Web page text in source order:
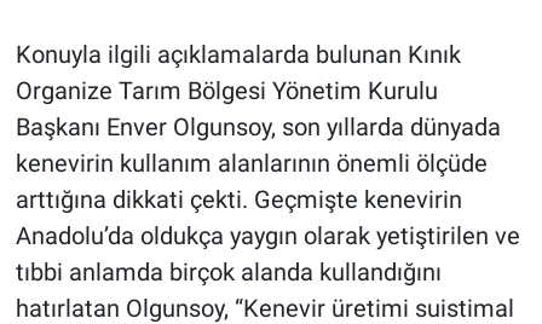
Konuyla ilgili açıklamalarda bulunan Kınık
Organize Tarım Bölgesi Yönetim Kurulu
Başkanı Enver Olgunsoy, son yıllarda dünyada
kenevirin kullanım alanlarının önemli ölçüde
arttığına dikkati çekti. Geçmişte kenevirin
Anadolu’da oldukça yaygın olarak yetiştirilen ve
tıbbi anlamda birçok alanda kullandığını
hatırlatan Olgunsoy, “Kenevir üretimi suistimal